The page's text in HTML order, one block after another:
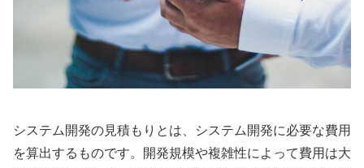
システム開発の見積もりとは、システム開発に必要な費用
を算出するものです。開発規模や複雑性によって費用は大